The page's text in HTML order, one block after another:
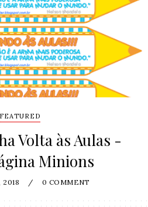
FEATURED
Volta às Aulas -
Minions
2018 / 0 COMMENT